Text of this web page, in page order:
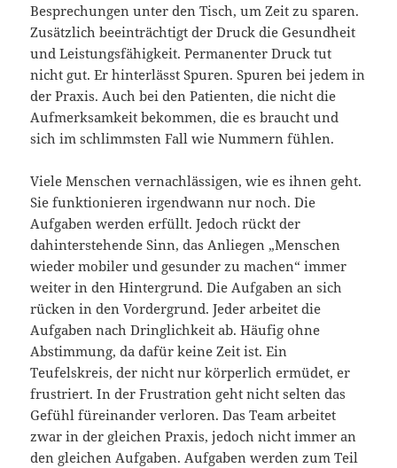
Besprechungen unter den Tisch, um Zeit zu sparen.
Zusätzlich beeinträchtigt der Druck die Gesundheit
und Leistungsfähigkeit. Permanenter Druck tut
nicht gut. Er hinterlässt Spuren. Spuren bei jedem in
der Praxis. Auch bei den Patienten, die nicht die
Aufmerksamkeit bekommen, die es braucht und
sich im schlimmsten Fall wie Nummern fühlen.
Viele Menschen vernachlässigen, wie es ihnen geht.
Sie funktionieren irgendwann nur noch. Die
Aufgaben werden erfüllt. Jedoch rückt der
dahinterstehende Sinn, das Anliegen „Menschen
wieder mobiler und gesunder zu machen“ immer
weiter in den Hintergrund. Die Aufgaben an sich
rücken in den Vordergrund. Jeder arbeitet die
Aufgaben nach Dringlichkeit ab. Häufig ohne
Abstimmung, da dafür keine Zeit ist. Ein
Teufelskreis, der nicht nur körperlich ermüdet, er
frustriert. In der Frustration geht nicht selten das
Gefühl füreinander verloren. Das Team arbeitet
zwar in der gleichen Praxis, jedoch nicht immer an
den gleichen Aufgaben. Aufgaben werden zum Teil